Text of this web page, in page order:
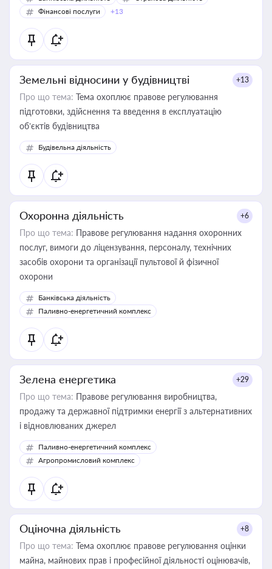
Фінансові послуги
+13
Земельні відносини у будівництві +13
Про що тема: Тема охоплює правове регулювання
підготовки, здійснення та введення в експлуатацію
об’єктів будівництва
Будівельна діяльність
Охоронна діяльність +6
Про що тема: Правове регулювання надання охоронних
послуг, вимоги до ліцензування, персоналу, технічних
засобів охорони та організації пультової й фізичної
охорони
Банківська діяльність
Паливно-енергетичний комплекс
Зелена енергетика +29
Про що тема: Правове регулювання виробництва,
продажу та державної підтримки енергії з альтернативних
і відновлюваних джерел
Паливно-енергетичний комплекс
Агропромисловий комплекс
Оціночна діяльність +8
Про що тема: Тема охоплює правове регулювання оцінки
майна, майнових прав і професійної діяльності оцінювачів,